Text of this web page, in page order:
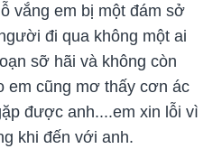
vắng em bị một đám sở
đi qua không một ai
sỡ hãi và không còn
em cũng mơ thấy cơn ác
được anh....em xin lỗi vì
khi đến với anh.